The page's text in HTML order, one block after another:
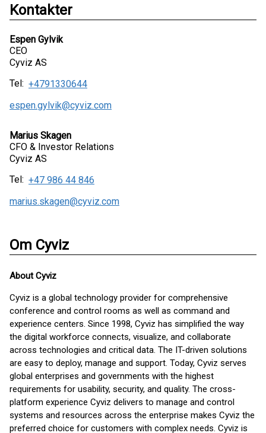
Kontakter
Espen Gylvik
CEO
Cyviz AS
Tel: +4791330644
espen.gylvik@cyviz.com
Marius Skagen
CFO & Investor Relations
Cyviz AS
Tel: +47 986 44 846
marius.skagen@cyviz.com
Om Cyviz
About Cyviz
Cyviz is a global technology provider for comprehensive
conference and control rooms as well as command and
experience centers. Since 1998, Cyviz has simplified the way
the digital workforce connects, visualize, and collaborate
across technologies and critical data. The IT-driven solutions
are easy to deploy, manage and support. Today, Cyviz serves
global enterprises and governments with the highest
requirements for usability, security, and quality. The cross-
platform experience Cyviz delivers to manage and control
systems and resources across the enterprise makes Cyviz the
preferred choice for customers with complex needs. Cyviz is